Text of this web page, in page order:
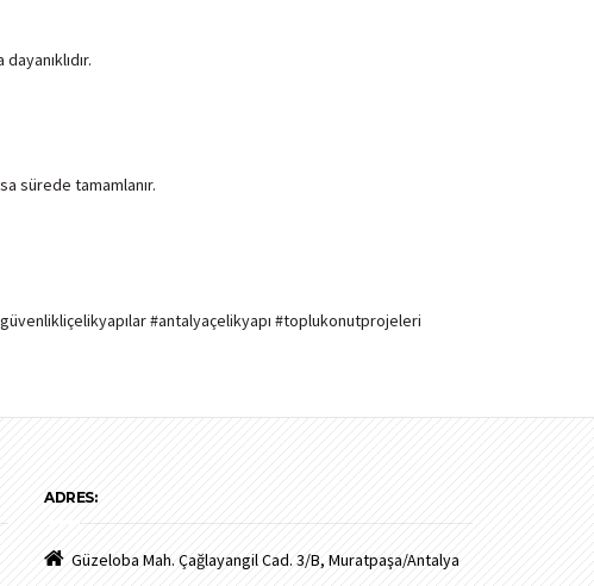
sürede tamamlanır.
#antalyaçelikyapı #toplukonutprojeleri
ADRES:
Güzeloba Mah. Çağlayangil Cad. 3/B, Muratpaşa/Antalya